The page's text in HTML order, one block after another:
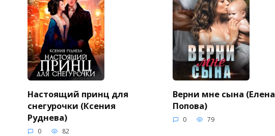
Настоящий принц для
снегурочки (Ксения
Руднева)
0 82
Верни мне сына (Елена
Попова)
0 79